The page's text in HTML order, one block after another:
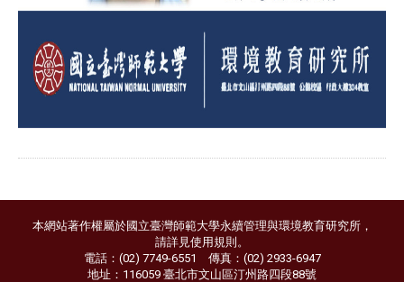
本網站著作權屬於國立臺灣師範大學永續管理與環境教育研究所，
請詳見 使用規則 。
電話：(02) 7749-6551 傳真：(02) 2933-6947
地址：116059 臺北市文山區汀州路四段88號